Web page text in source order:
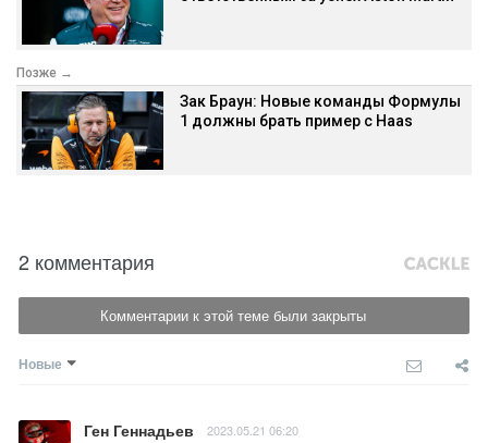
Позже →
Зак Браун: Новые команды Формулы
1 должны брать пример с Haas
2 комментария
Комментарии к этой теме были закрыты
Новые
Ген Геннадьев 2023.05.21 06:20